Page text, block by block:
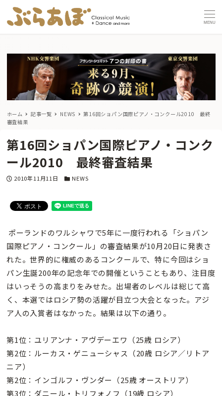
MENU
ホーム 記事一覧 NEWS
第16回ショパン国際ピアノ・コンクール2010 最終
審査結果
第16回ショパン国際ピアノ・コンク
ール2010 最終審査結果
投稿日
2010年11月11日 カテゴリー
NEWS
ポーランドのワルシャワで5年に一度行われる「ショパン
国際ピアノ・コンクール」の審査結果が10月20日に発表さ
れた。世界的に権威のあるコンクールで、特に今回はショ
パン生誕200年の記念年での開催ということもあり、注目度
はいっそうの高まりをみせた。出場者のレベルは総じて高
く、本選ではロシア勢の活躍が目立つ大会となった。アジ
ア人の入賞者はなかった。結果は以下の通り。
第1位：ユリアンナ・アヴデーエワ（25歳 ロシア）
第2位：ルーカス・ゲニューシャス（20歳 ロシア／リトア
ニア）
第2位：インゴルフ・ヴンダー（25歳 オーストリア）
第3位：ダニール・トリフォノフ（19歳 ロシア）